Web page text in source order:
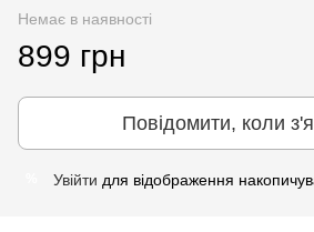
Немає в наявності
899 грн
Повідомити, коли
Увійти для відображення